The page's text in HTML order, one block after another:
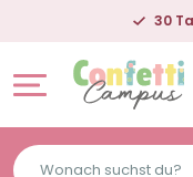
30
Wonach